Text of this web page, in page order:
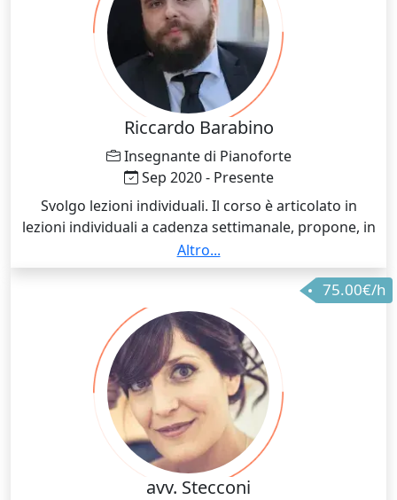
Riccardo Barabino
Insegnante di Pianoforte
Sep 2020 - Presente
Svolgo lezioni individuali. Il corso è articolato in
lezioni individuali a cadenza settimanale, propone, in
base al livello musicale dell'allievo, un percorso
dedicato e personalizzato anche in funzione dei suoi
desideri, esigenze e gusti musicali. Per gli allievi
neofiti, è previsto un percorso di formazione di base
tecnico-teorico (postura della mano, tecnica
strumentale, notazione musicale, ...). Per gli allievi già
formati, è previsto un perfezionamento dedicato
all'armonia funzionale (teoria degli intervalli,
armonizzazione delle scale maggiori e minori, scale
blues, pentatoniche, modali e conoscenza delle sigle
accordali). Attraverso uno studio con basi musicali
dedicate, si stimola e approfondisce l'aspetto
Altro...
75.00€/h
avv. Stecconi